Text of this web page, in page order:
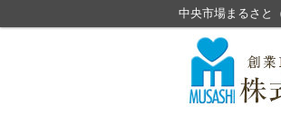
中央市場まるさと